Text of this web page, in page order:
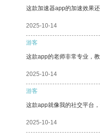
这款加速器app的加速效果
2025-10-14
游客
这款app的老师非常专业，
2025-10-14
游客
这款app就像我的社交平台
2025-10-14